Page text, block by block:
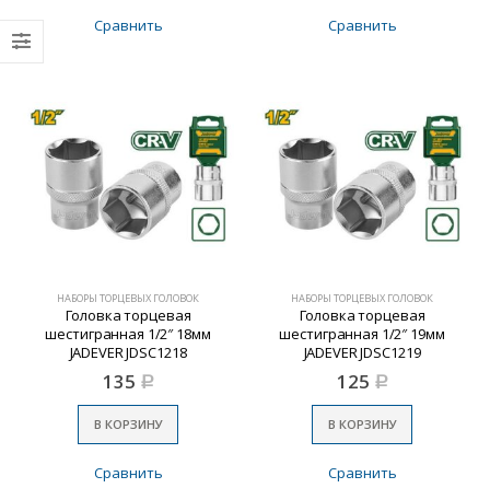
Сравнить Сравнить
НАБОРЫ ТОРЦЕВЫХ ГОЛОВОК
Головка торцевая
шестигранная 1/2″ 18мм
JADEVER JDSC1218
135 Р
В КОРЗИНУ
Сравнить
НАБОРЫ ТОРЦЕВЫХ ГОЛОВОК
Головка торцевая
шестигранная 1/2″ 19мм
JADEVER JDSC1219
125 Р
В КОРЗИНУ
Сравнить